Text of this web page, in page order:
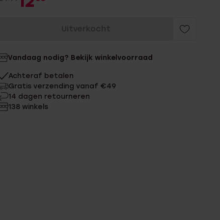
Uitverkocht
Vandaag nodig? Bekijk winkelvoorraad
Achteraf betalen
Gratis verzending vanaf €49
14 dagen retourneren
138 winkels